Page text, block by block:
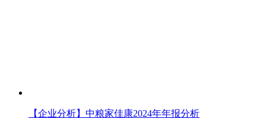
【企业分析】中粮家佳康2024年年报分析